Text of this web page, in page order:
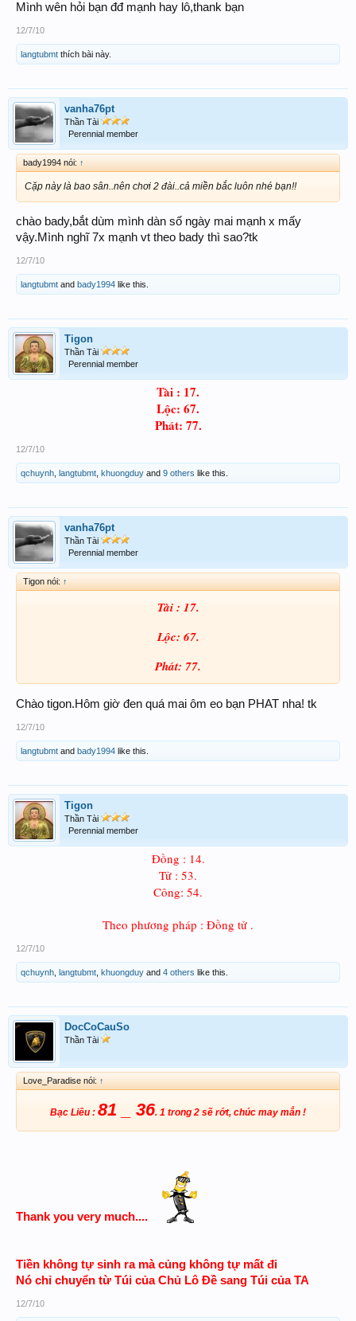
Mình wên hỏi bạn đđ mạnh hay lô,thank bạn
12/7/10
langtubmt thích bài này.
vanha76pt
Thần Tài
Perennial member
bady1994 nói: ↑
Cặp này là bao sân..nên chơi 2 đài..cả miền bắc luôn nhé bạn!!
chào bady,bắt dùm mình dàn số ngày mai mạnh x mấy
vậy.Mình nghĩ 7x mạnh vt theo bady thì sao?tk
12/7/10
langtubmt and bady1994 like this.
Tigon
Thần Tài
Perennial member
Tài : 17.
Lộc: 67.
Phát: 77.
12/7/10
qchuynh langtubmt khuongduy and 9 others like this.
vanha76pt
Thần Tài
Perennial member
Tigon nói: ↑
Tài : 17.
Lộc: 67.
Phát: 77.
Chào tigon.Hôm giờ đen quá mai ôm eo bạn PHAT nha! tk
12/7/10
langtubmt and bady1994 like this.
Tigon
Thần Tài
Perennial member
Đồng : 14.
Tử : 53.
Công: 54.
Theo phương pháp : Đồng tử .
12/7/10
qchuynh langtubmt khuongduy and 4 others like this.
DocCoCauSo
Thần Tài
Love_Paradise nói: ↑
Bạc Liêu : 81 _ 36. 1 trong 2 sẽ rớt, chúc may mắn !
Thank you very much....
Tiền không tự sinh ra mà củng không tự mất đi
Nó chỉ chuyển từ Túi của Chủ Lô Đề sang Túi của TA
12/7/10